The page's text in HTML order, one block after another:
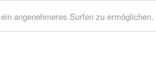
angenehmeres Surfen zu ermöglichen.